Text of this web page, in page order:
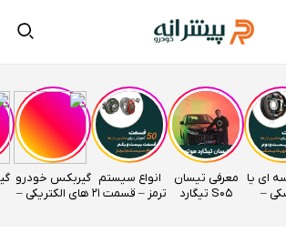
ای یا
–
معرفی تیسان
S05 تیگارد
انواع سیستم
ترمز – قسمت 21
گیربکس خودرو
های الکتریکی –